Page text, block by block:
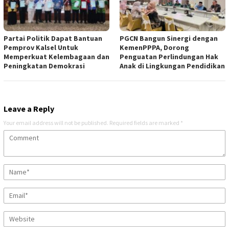
Partai Politik Dapat Bantuan
Pemprov Kalsel Untuk
Memperkuat Kelembagaan dan
Peningkatan Demokrasi
PGCN Bangun Sinergi dengan
KemenPPPA, Dorong
Penguatan Perlindungan Hak
Anak di Lingkungan Pendidikan
Leave a Reply
Your email address will not be published. Required fields are marked *